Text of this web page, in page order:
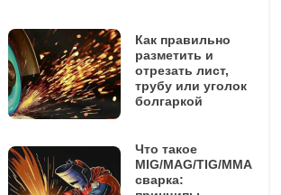
Как правильно
разметить и
отрезать лист,
трубу или уголок
болгаркой
Что такое
MIG/MAG/TIG/MMA
сварка: